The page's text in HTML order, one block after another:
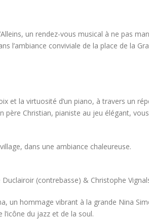
un rendez-vous musical à ne pas
l’ambiance conviviale de la place de la
et la virtuosité d’un piano, à travers un
père Christian, pianiste au jeu élégant,
dans une ambiance chaleureuse.
(contrebasse) & Christophe
un hommage vibrant à la grande Nina
du jazz et de la soul.